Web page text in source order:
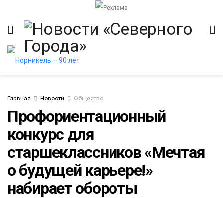
Главная Новости Общество
Профориентационный
конкурс для
старшеклассников «Мечтая
о будущей карьере!»
набирает обороты